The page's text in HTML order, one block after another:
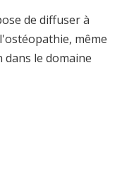
de diffuser à
même
le domaine